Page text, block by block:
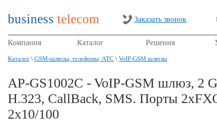
business telecom Заказать звонок
Компания Каталог Решения
Каталог \ GSM-шлюзы, телефоны, АТС \ VoIP-GSM шлюзы
AP-GS1002C - VoIP-GSM шлюз, 2
H.323, CallBack, SMS. Порты
2x10/100